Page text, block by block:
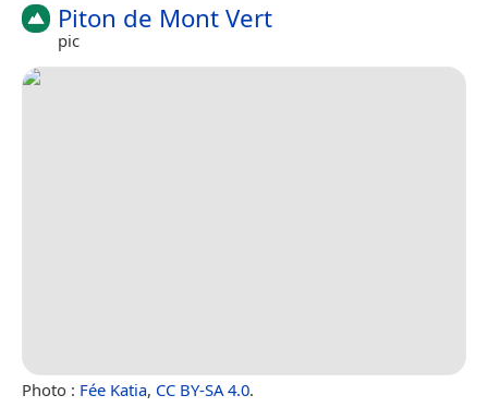
Piton de Mont Vert
pic
Photo : Fée Katia, CC BY-SA 4.0.